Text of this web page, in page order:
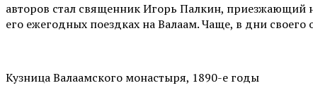
авторов стал священник Игорь Палкин, приезжающий
его ежегодных поездках на Валаам. Чаще, в дни
Кузница Валаамского монастыря, 1890-е годы